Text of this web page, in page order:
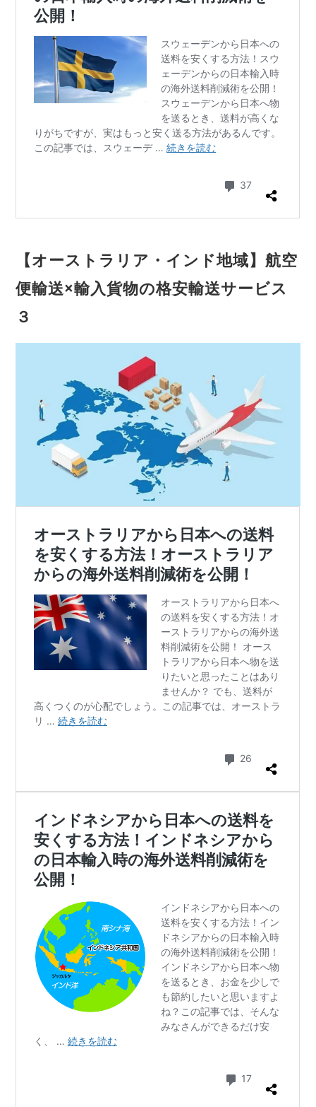
【オーストラリア・インド地域】航空
便輸送×輸入貨物の格安輸送サービス
３